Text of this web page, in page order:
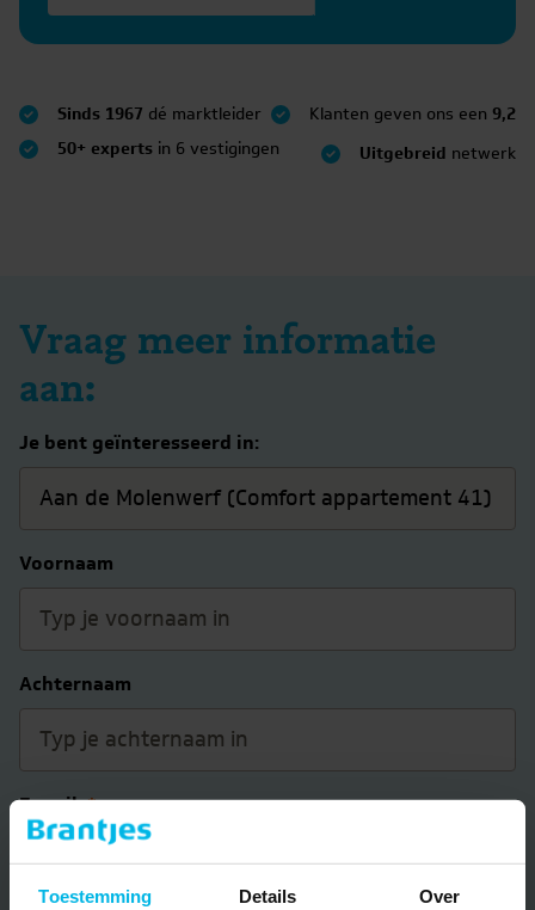
Toestemming Details Over
Sinds 1967 dé marktleider Klanten geven ons een 9,2
50+ experts in 6 vestigingen Uitgebreid netwerk
Vraag meer informatie
aan:
Je bent geïnteresseerd in:
Voornaam
Achternaam
E-mail *